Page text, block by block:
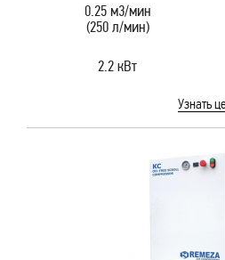
0.25 м3/мин
(250 л/мин)
2.2 кВт
Узнать